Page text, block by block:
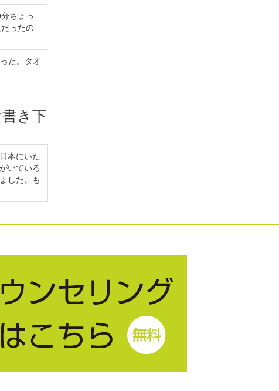
ちょっ
ったの
た。タオ
き下
本にいた
いていろ
した。も